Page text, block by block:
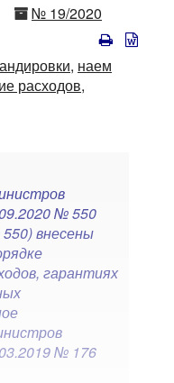
Номер
№ 19/2020
наем
расходов,
№ 550
внесены
гарантиях
№ 176